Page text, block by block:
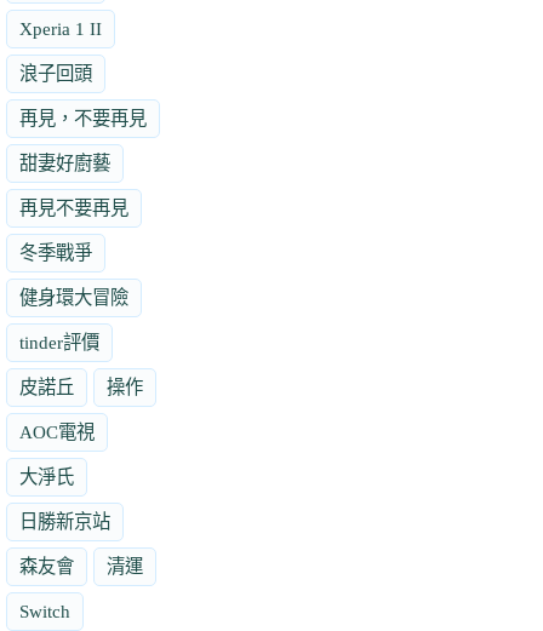
Xperia 1 II
浪子回頭
再見，不要再見
甜妻好廚藝
再見不要再見
冬季戰爭
健身環大冒險
tinder評價
皮諾丘 操作
AOC電視
大淨氏
日勝新京站
森友會 清運
Switch